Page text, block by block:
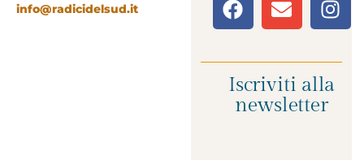
info@radicidelsud.it
Iscriviti alla
newsletter